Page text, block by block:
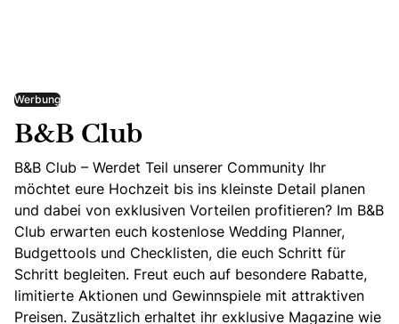
Werbung
B&B Club
B&B Club – Werdet Teil unserer Community Ihr
möchtet eure Hochzeit bis ins kleinste Detail planen
und dabei von exklusiven Vorteilen profitieren? Im B&B
Club erwarten euch kostenlose Wedding Planner,
Budgettools und Checklisten, die euch Schritt für
Schritt begleiten. Freut euch auf besondere Rabatte,
limitierte Aktionen und Gewinnspiele mit attraktiven
Preisen. Zusätzlich erhaltet ihr exklusive Magazine wie